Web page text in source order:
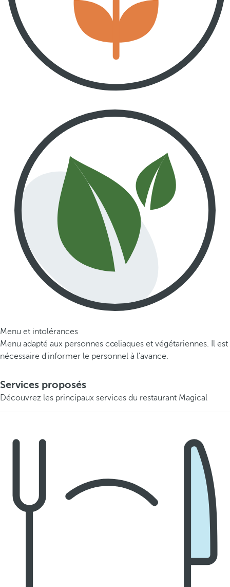
Menu et intolérances
Menu adapté aux personnes cœliaques et végétariennes. Il est
nécessaire d'informer le personnel à l'avance.
Services proposés
Découvrez les principaux services du restaurant Magical